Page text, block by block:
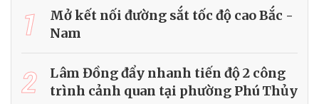
1
Mở kết nối đường sắt tốc độ cao Bắc -
Nam
2
Lâm Đồng đẩy nhanh tiến độ 2 công
trình cảnh quan tại phường Phú Thủy